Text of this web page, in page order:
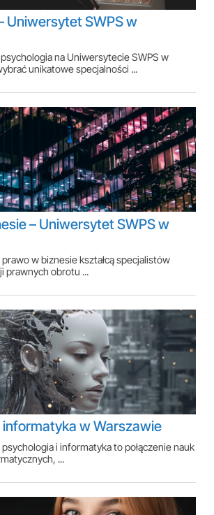
Uniwersytet SWPS w
na Uniwersytecie SWPS w
unikatowe specjalności ...
– Uniwersytet SWPS w
w biznesie kształcą specjalistów
prawnych obrotu ...
informatyka w Warszawie
i informatyka to połączenie nauk
...